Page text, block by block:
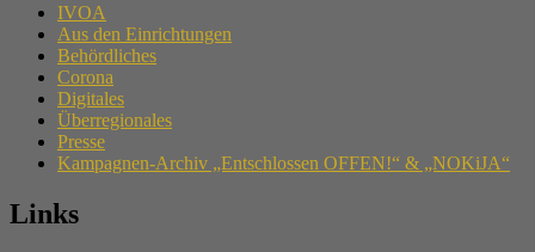
IVOA
Aus den Einrichtungen
Behördliches
Corona
Digitales
Überregionales
Presse
Kampagnen-Archiv „Entschlossen OFFEN!“ & „NOKiJA“
Links